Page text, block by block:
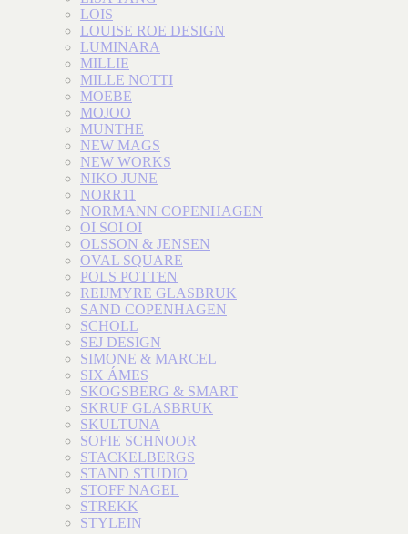
LOIS
LOUISE ROE DESIGN
LUMINARA
MILLIE
MILLE NOTTI
MOEBE
MOJOO
MUNTHE
NEW MAGS
NEW WORKS
NIKO JUNE
NORR11
NORMANN COPENHAGEN
OI SOI OI
OLSSON & JENSEN
OVAL SQUARE
POLS POTTEN
REIJMYRE GLASBRUK
SAND COPENHAGEN
SCHOLL
SEJ DESIGN
SIMONE & MARCEL
SIX ÁMES
SKOGSBERG & SMART
SKRUF GLASBRUK
SKULTUNA
SOFIE SCHNOOR
STACKELBERGS
STAND STUDIO
STOFF NAGEL
STREKK
STYLEIN